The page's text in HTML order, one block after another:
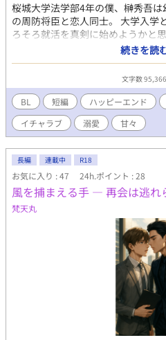
桜城大学法学部4年の僕、榊秀吾
の周防将臣と恋人同士。 大学入学
ろそろ就活を真剣に始めようかと
子さんがはじめるという弁護士事
仕事を進められる。 その人は同じ
た伝説のイケメン・観月凌也さん
ら、ロボットのように感情を面に
してどんどん人間になっていく姿
チャラブももちろんありますので
スでの結婚式を前にどうしてもこ
ました。 短編ですが楽しんでい
年上イケメンスパダリシリーズか
連載中の『天涯孤独になった僕を
れます』 『大富豪ロレーヌ総帥の
ので、合わせてご覧いただけると
続きを読
文字数 95,366
BL 短編 ハッピーエンド
イチャラブ
溺愛 甘々
長編 連載中 R18
お気に入り : 47 24h.ポイント : 28
風を捕まえる手 ― 再会は逃れ
梵天丸